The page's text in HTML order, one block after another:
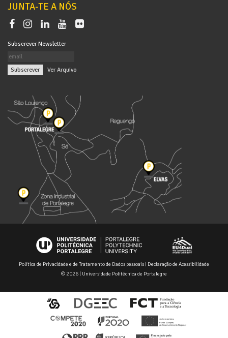
JUNTA-TE A NÓS
Subscrever Newsletter
Ver Arquivo
Política de Privacidade e de Tratamento de Dados pessoais
Declaração de Acessibilidade
© 2026 | Universidade Politécnica de Portalegre